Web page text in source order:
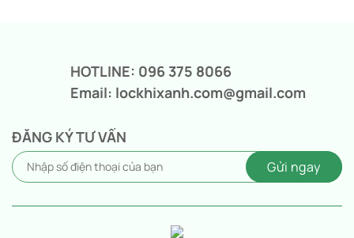
HOTLINE: 096 375 8066
Email: lockhixanh.com@gmail.com
ĐĂNG KÝ TƯ VẤN